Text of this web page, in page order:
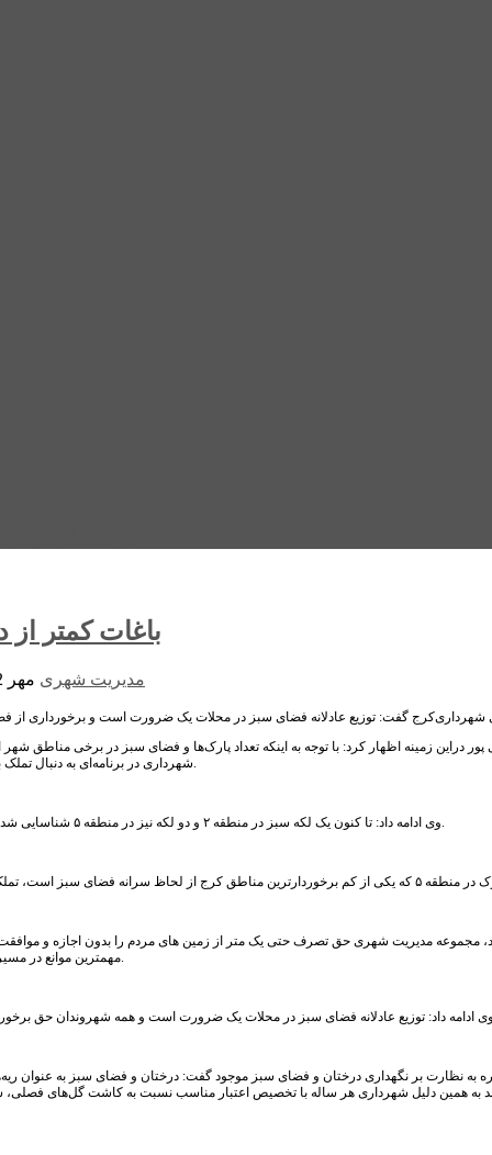
باغات کمتر
مدیریت شهری مهر 12, 1398 - اکتبر 4, 2019
گفت: توزیع عادلانه فضای سبز در محلات یک ضرورت است و برخورداری از
دراین زمینه اظهار کرد: با توجه به اینکه تعداد پارک‌ها و فضای سبز در برخی مناطق
شهرداری در برنامه‌ای به دنبال تملک باغ‌های کمتر از دو هکتار است تا آنها را به پارک تبدیل کند.
وی ادامه داد: تا کنون یک لکه سبز در منطقه ۲ و دو لکه نیز در منطقه ۵ شناسایی شده و به زودی اقدامات لازم برای تملک آنها صورت می‌گیرد.
مجموعه مدیریت شهری حق تصرف حتی یک متر از زمین های مردم را بدون اجازه و
مهمترین موانع در مسیر ارتقا و توسعه فضای سبز در مناطق کم برخوردار است.
به نظارت بر نگهداری درختان و فضای سبز موجود گفت: درختان و فضای سبز به عنوان
به همین دلیل شهرداری هر ساله با تخصیص اعتبار مناسب نسبت به کاشت گل‌های